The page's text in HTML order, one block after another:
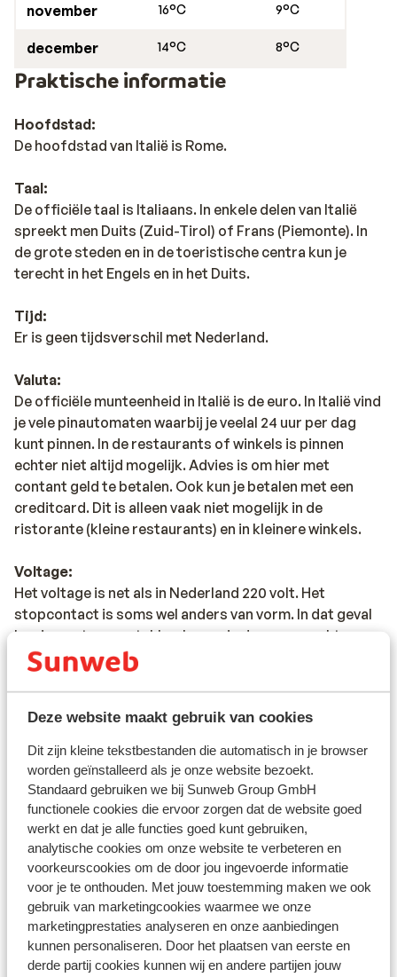
Deze website maakt gebruik van cookies
Dit zijn kleine tekstbestanden die automatisch in je browser
worden geïnstalleerd als je onze website bezoekt.
Standaard gebruiken we bij Sunweb Group GmbH
functionele cookies die ervoor zorgen dat de website goed
werkt en dat je alle functies goed kunt gebruiken,
analytische cookies om onze website te verbeteren en
voorkeurscookies om de door jou ingevoerde informatie
voor je te onthouden. Met jouw toestemming maken we ook
gebruik van marketingcookies waarmee we onze
marketingprestaties analyseren en onze aanbiedingen
kunnen personaliseren. Door het plaatsen van eerste en
derde partij cookies kunnen wij en andere partijen jouw
november 16°C 9°C
december 14°C 8°C
Praktische informatie
Hoofdstad:
De hoofdstad van Italië is Rome.
Taal:
De officiële taal is Italiaans. In enkele delen van Italië
spreekt men Duits (Zuid-Tirol) of Frans (Piemonte). In
de grote steden en in de toeristische centra kun je
terecht in het Engels en in het Duits.
Tijd:
Er is geen tijdsverschil met Nederland.
Valuta:
De officiële munteenheid in Italië is de euro. In Italië vind
je vele pinautomaten waarbij je veelal 24 uur per dag
kunt pinnen. In de restaurants of winkels is pinnen
echter niet altijd mogelijk. Advies is om hier met
contant geld te betalen. Ook kun je betalen met een
creditcard. Dit is alleen vaak niet mogelijk in de
ristorante (kleine restaurants) en in kleinere winkels.
Voltage:
Het voltage is net als in Nederland 220 volt. Het
stopcontact is soms wel anders van vorm. In dat geval
kun je een tussenstekker kopen in de supermarkt.
Reisdocumenten:
Je dient in het bezit te zijn van een geldig paspoort of
een geldig identiteitsbewijs. Heb je niet de Nederlandse
nationaliteit, dan is het belangrijk om na te vragen of er
andere regels van toepassing zijn. Dit vraag je na bij de
ambassade van het land waar je heen wilt en de landen
waar je doorheen reist.
Het reizen met de juiste documenten is jouw eigen
verantwoordelijkheid. Sunweb kan hiervoor niet
aansprakelijk worden gesteld.
Reisleiding:
Sicilië: in de regio Sicilië, Letojanni, Taormina en
Giardini Naxos is Sunweb reisleiding aanwezig. In de